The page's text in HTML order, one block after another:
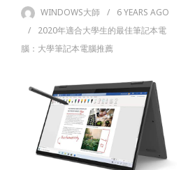
WINDOWS大師 6 YEARS AGO
2020年適合大學生的最佳筆記本電
腦：大學筆記本電腦推薦